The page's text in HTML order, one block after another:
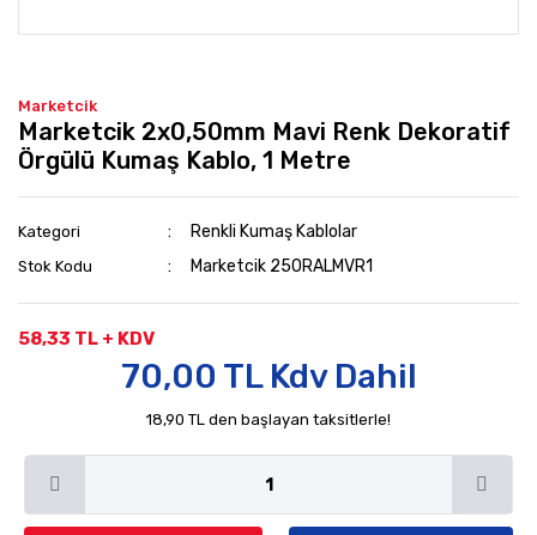
Marketcik
Marketcik 2x0,50mm Mavi Renk Dekoratif
Örgülü Kumaş Kablo, 1 Metre
Kategori Renkli Kumaş Kablolar
Stok Kodu Marketcik 250RALMVR1
58,33 TL + KDV
70,00 TL Kdv Dahil
18,90 TL den başlayan taksitlerle!